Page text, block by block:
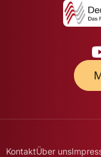
KontaktÜber uns